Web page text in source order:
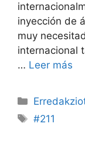
inyección de
muy
internacional
… Leer más
#211